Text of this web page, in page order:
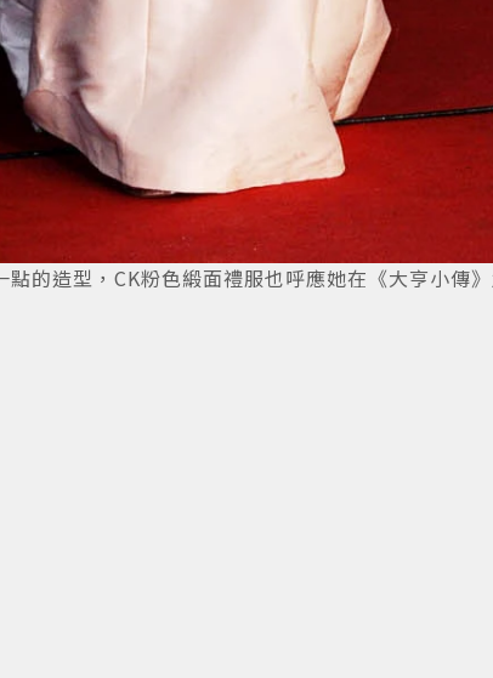
的造型，CK粉色緞面禮服也呼應她在《大亨小傳